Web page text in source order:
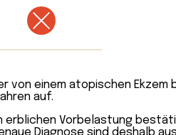
von einem atopischen Ekzem
auf.
Vorbelastung